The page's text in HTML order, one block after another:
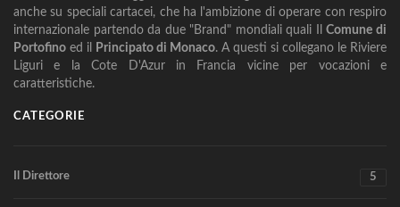
anche su speciali cartacei, che ha l'ambizione di operare con respiro
internazionale partendo da due "Brand" mondiali quali IlComune di
Portofino ed il Principato di Monaco. A questi si collegano le Riviere
Liguri e la Cote D'Azur in Francia vicine per vocazioni e
caratteristiche.
CATEGORIE
Il Direttore 5